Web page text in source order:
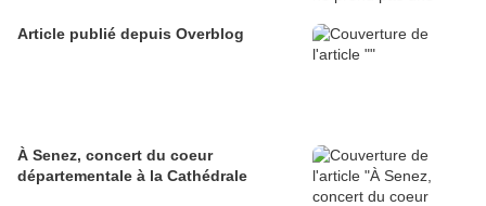
Article publié depuis Overblog
À Senez, concert du coeur
départementale à la Cathédrale